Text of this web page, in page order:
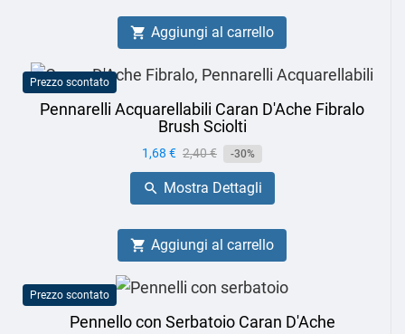
 Aggiungi al carrello
Prezzo scontato
Pennarelli Acquarellabili Caran D'Ache Fibralo
Brush Sciolti
Prezzo
1,68 € Prezzo
base
2,40 € -30%
 Mostra Dettagli
 Aggiungi al carrello
Prezzo scontato
Pennello con Serbatoio Caran D'Ache